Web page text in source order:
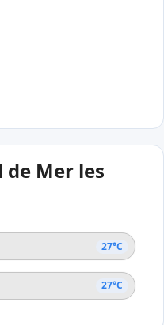
de Mer les
27°C
27°C